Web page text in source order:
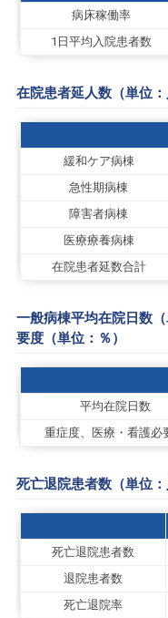
病床稼働率
1日平均入院患者数
在院患者延人数（単位：
緩和ケア病棟
急性期病棟
障害者病棟
医療療養病棟
在院患者延数合計
一般病棟平均在院日数
要度（単位：％）
平均在院日数
重症度、医療・看護必
死亡退院患者数（単位
死亡退院患者数
退院患者数
死亡退院率